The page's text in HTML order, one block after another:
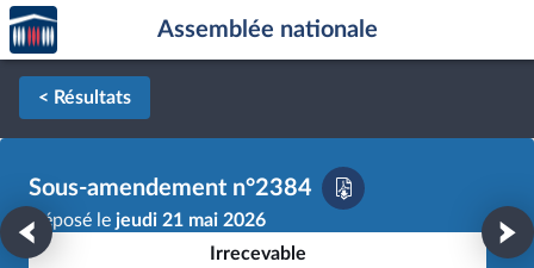
Aller au contenu
Aller en bas de la page
Accèder
à la
page
d'accueil
Assemblée nationale
< Résultats
Sous-amendement n°2384
Déposé le jeudi 21 mai 2026
Irrecevable